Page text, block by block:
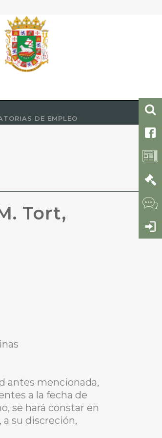
DE EMPLEO
Tort,
antes mencionada,
a la fecha de
se hará constar en
su discreción,